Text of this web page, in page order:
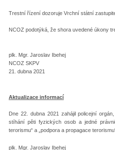
Trestní řízení dozoruje Vrchní státní
NCOZ podotýká, že shora uvedené úkony
plk. Mgr. Jaroslav Ibehej
NCOZ SKPV
21. dubna 2021
Aktualizace informací
Dne 22. dubna 2021 zahájil policejní
stíhání pěti fyzických osob a jedné
terorismu“ a „podpora a propagace
plk. Mgr. Jaroslav Ibehej